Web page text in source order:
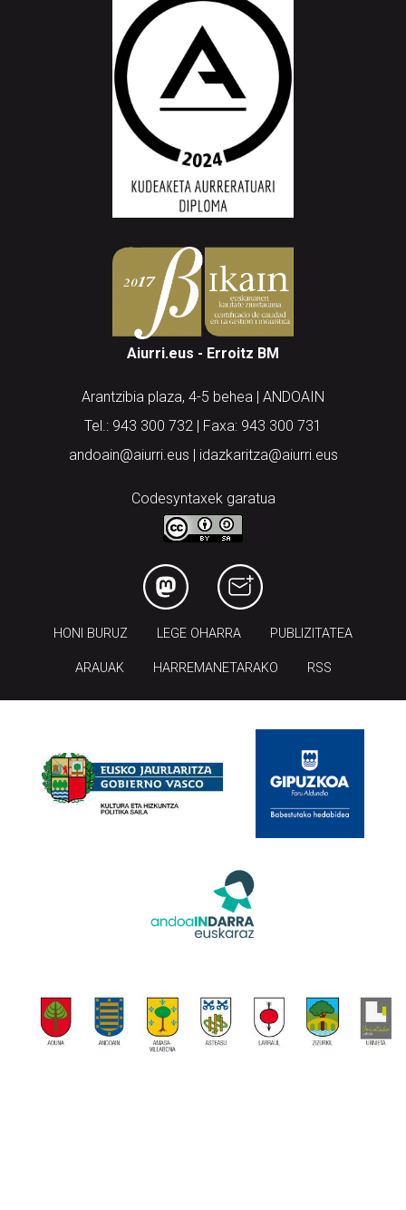
Aiurri.eus - Erroitz BM
Arantzibia plaza, 4-5 behea | ANDOAIN
Tel.: 943 300 732 | Faxa: 943 300 731
andoain@aiurri.eus | idazkaritza@aiurri.eus
Codesyntaxek garatua
HONI BURUZ LEGE OHARRA PUBLIZITATEA
ARAUAK HARREMANETARAKO RSS